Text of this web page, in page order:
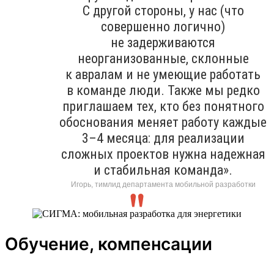
С другой стороны, у нас (что
совершенно логично)
не задерживаются
неорганизованные, склонные
к авралам и не умеющие работать
в команде люди. Также мы редко
приглашаем тех, кто без понятного
обоснования меняет работу каждые
3–4 месяца: для реализации
сложных проектов нужна надежная
и стабильная команда».
Игорь, тимлид департамента мобильной разработки
Обучение, компенсации